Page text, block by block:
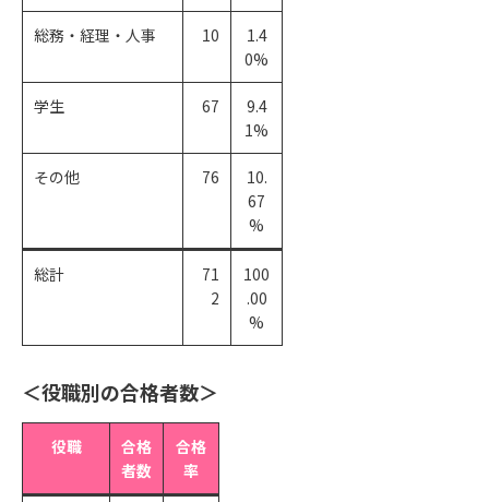
総計
71
2
100
.00
%
総務・経理・人事 10
1.4
0%
学生 67
9.4
1%
その他 76
10.
67
%
＜役職別の合格者数＞
役職
合格
者数
合格
率